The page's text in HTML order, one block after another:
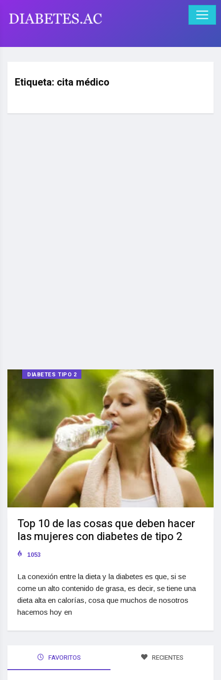
Etiqueta: cita médico
DIABETES TIPO 2
Top 10 de las cosas que deben hacer
las mujeres con diabetes de tipo 2
1053
La conexión entre la dieta y la diabetes es que, si se
come un alto contenido de grasa, es decir, se tiene una
dieta alta en calorías, cosa que muchos de nosotros
hacemos hoy en
FAVORITOS RECIENTES